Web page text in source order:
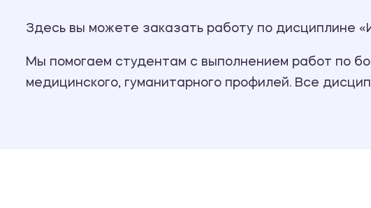
Здесь вы можете заказать работу по дисциплине
Мы помогаем студентам с выполнением работ по
медицинского, гуманитарного профилей. Все